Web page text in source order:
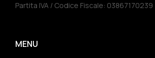
Partita IVA / Codice Fiscale: 03867170239
MENU